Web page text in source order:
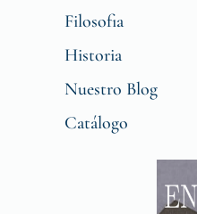
Filosofia
Historia
Nuestro Blog
Catálogo